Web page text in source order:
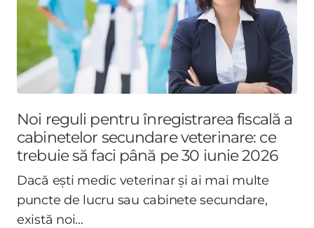
Noi reguli pentru înregistrarea fiscală a
cabinetelor secundare veterinare: ce
trebuie să faci până pe 30 iunie 2026
Dacă ești medic veterinar și ai mai multe
puncte de lucru sau cabinete secundare,
există noi...